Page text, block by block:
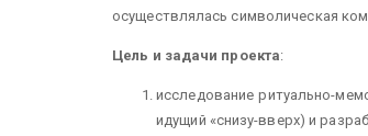
осуществлялась символическая
Цель и задачи проекта:
исследование ритуально-
идущий «снизу-вверх) и